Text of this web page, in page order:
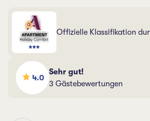
Offizielle Klassifikation
4.0
Sehr gut!
3 Gästebewertungen